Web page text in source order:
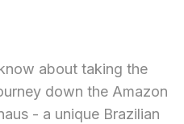
about taking the
down the Amazon
- a unique Brazilian